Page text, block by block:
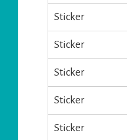
Sticker
Sticker
Sticker
Sticker
Sticker